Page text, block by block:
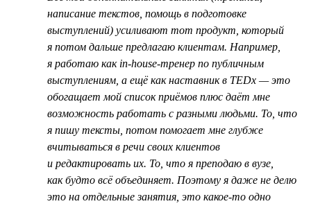
написание текстов, помощь в подготовке
выступлений) усиливают тот продукт, который
я потом дальше предлагаю клиентам. Например,
я работаю как in-house-тренер по публичным
выступлениям, а ещё как наставник в TEDx — это
обогащает мой список приёмов плюс даёт мне
возможность работать с разными людьми. То, что
я пишу тексты, потом помогает мне глубже
вчитываться в речи своих клиентов
и редактировать их. То, что я преподаю в вузе,
как будто всё объединяет. Поэтому я даже не делю
это на отдельные занятия, это какое-то одно